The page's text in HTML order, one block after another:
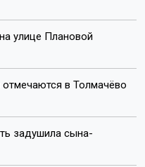
улице Плановой
в Толмачёво
задушила сына-